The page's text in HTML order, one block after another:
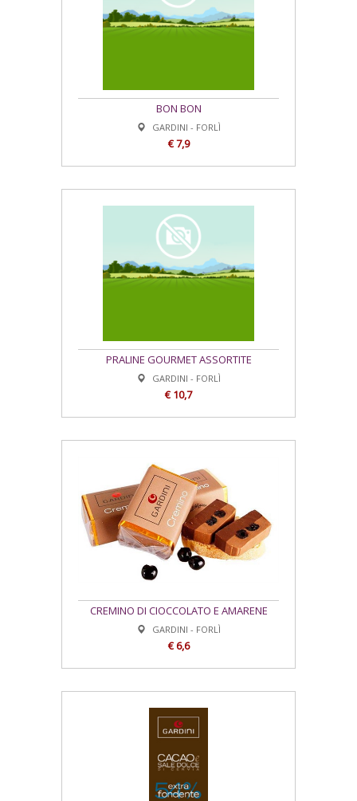
BON BON
GARDINI - FORLÌ
€ 7,9
PRALINE GOURMET ASSORTITE
GARDINI - FORLÌ
€ 10,7
CREMINO DI CIOCCOLATO E AMARENE
GARDINI - FORLÌ
€ 6,6